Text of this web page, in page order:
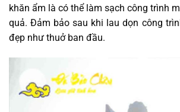
khăn ẩm là có thể làm sạch công trình
quả. Đảm bảo sau khi lau dọn công
đẹp như thuở ban đầu.